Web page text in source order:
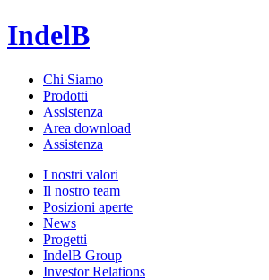
IndelB
Chi Siamo
Prodotti
Assistenza
Area download
Assistenza
I nostri valori
Il nostro team
Posizioni aperte
News
Progetti
IndelB Group
Investor Relations